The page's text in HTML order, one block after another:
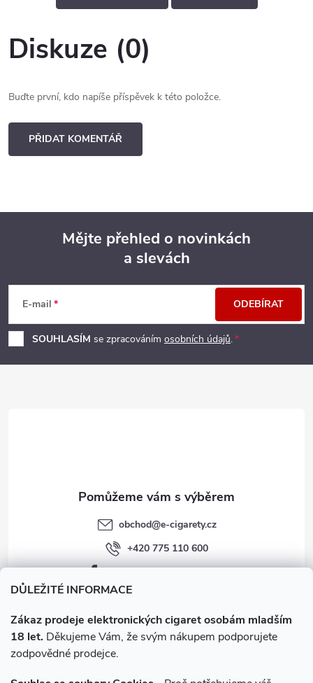
DŮLEŽITÉ INFORMACE
Zákaz prodeje elektronických cigaret osobám mladším
18 let. Děkujeme Vám, že svým nákupem podporujete
zodpovědné prodejce.
Diskuze (0)
Buďte první, kdo napíše příspěvek k této položce.
PŘIDAT KOMENTÁŘ
p
a
Mějte přehled o novinkách
a slevách
E-mail
SOUHLASÍM se zpracováním osobních údajů.
ODEBÍRAT
obchod@e-cigarety.cz
+420 775 110 600
facebook.com/e-cigarety.cz